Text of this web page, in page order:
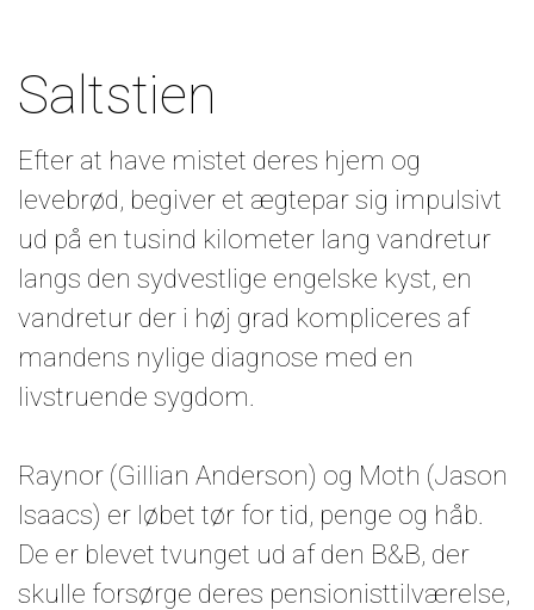
Saltstien
Efter at have mistet deres hjem og
levebrød, begiver et ægtepar sig impulsivt
ud på en tusind kilometer lang vandretur
langs den sydvestlige engelske kyst, en
vandretur der i høj grad kompliceres af
mandens nylige diagnose med en
livstruende sygdom.
Raynor (Gillian Anderson) og Moth (Jason
Isaacs) er løbet tør for tid, penge og håb.
De er blevet tvunget ud af den B&B, der
skulle forsørge deres pensionisttilværelse,